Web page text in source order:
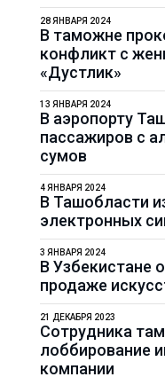
В таможне
конфликт с
«Дустлик»
28 ЯНВАРЯ 2024
В аэропорту
пассажиров с
сумов
13 ЯНВАРЯ 2024
В Ташобласти
электронных
4 ЯНВАРЯ 2024
В Узбекистане
продаже
3 ЯНВАРЯ 2024
Сотрудника
лоббирование
компании
21 ДЕКАБРЯ 2023